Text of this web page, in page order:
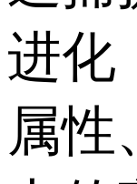
进化
属性